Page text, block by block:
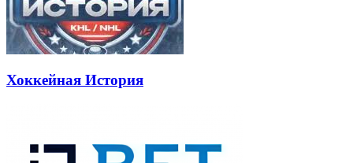
Хоккейная История